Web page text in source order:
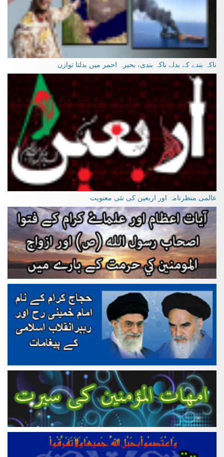
ناکہ بندے کے بدلے ناکہ بندی، بحیرہ احمر میں بدلتا توازن
عالمی منظرنامہ اور اربعین کی نئی معنویت